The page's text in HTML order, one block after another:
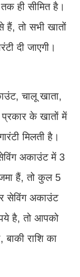
ही सीमित है।
हैं, तो सभी खातों
दी जाएगी।
चालू खाता,
के खातों में
मिलती है।
अकाउंट में 3
हैं, तो कुल 5
सेविंग अकाउंट
है, तो आपको
राशि का